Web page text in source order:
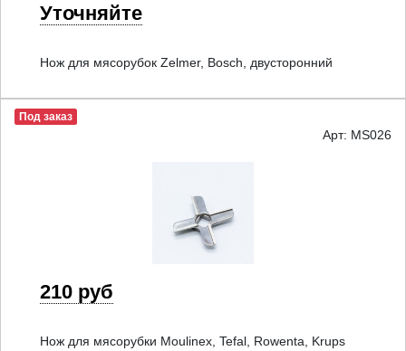
Уточняйте
Нож для мясорубок Zelmer, Bosch, двусторонний
Под заказ
Арт: MS026
210 руб
Нож для мясорубки Moulinex, Tefal, Rowenta, Krups